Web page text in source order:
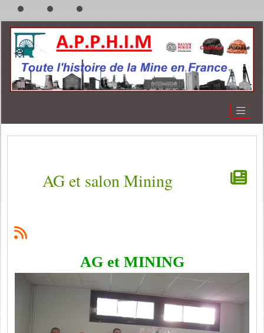
AG et salon Mining
AG et MINING